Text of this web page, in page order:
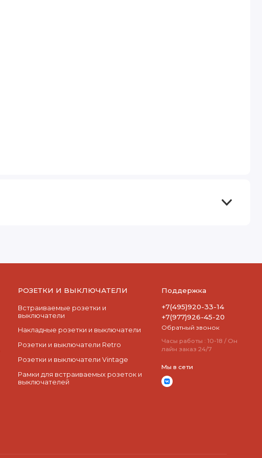
РОЗЕТКИ И ВЫКЛЮЧАТЕЛИ
Встраиваемые розетки и
выключатели
Накладные розетки и выключатели
Розетки и выключатели Retro
Розетки и выключатели Vintage
Рамки для встраиваемых розеток и
выключателей
Поддержка
+7(495)920-33-14
+7(977)926-45-20
Обратный звонок
Часы работы : 10-18 / Он
лайн заказ 24/7
Мы в сети